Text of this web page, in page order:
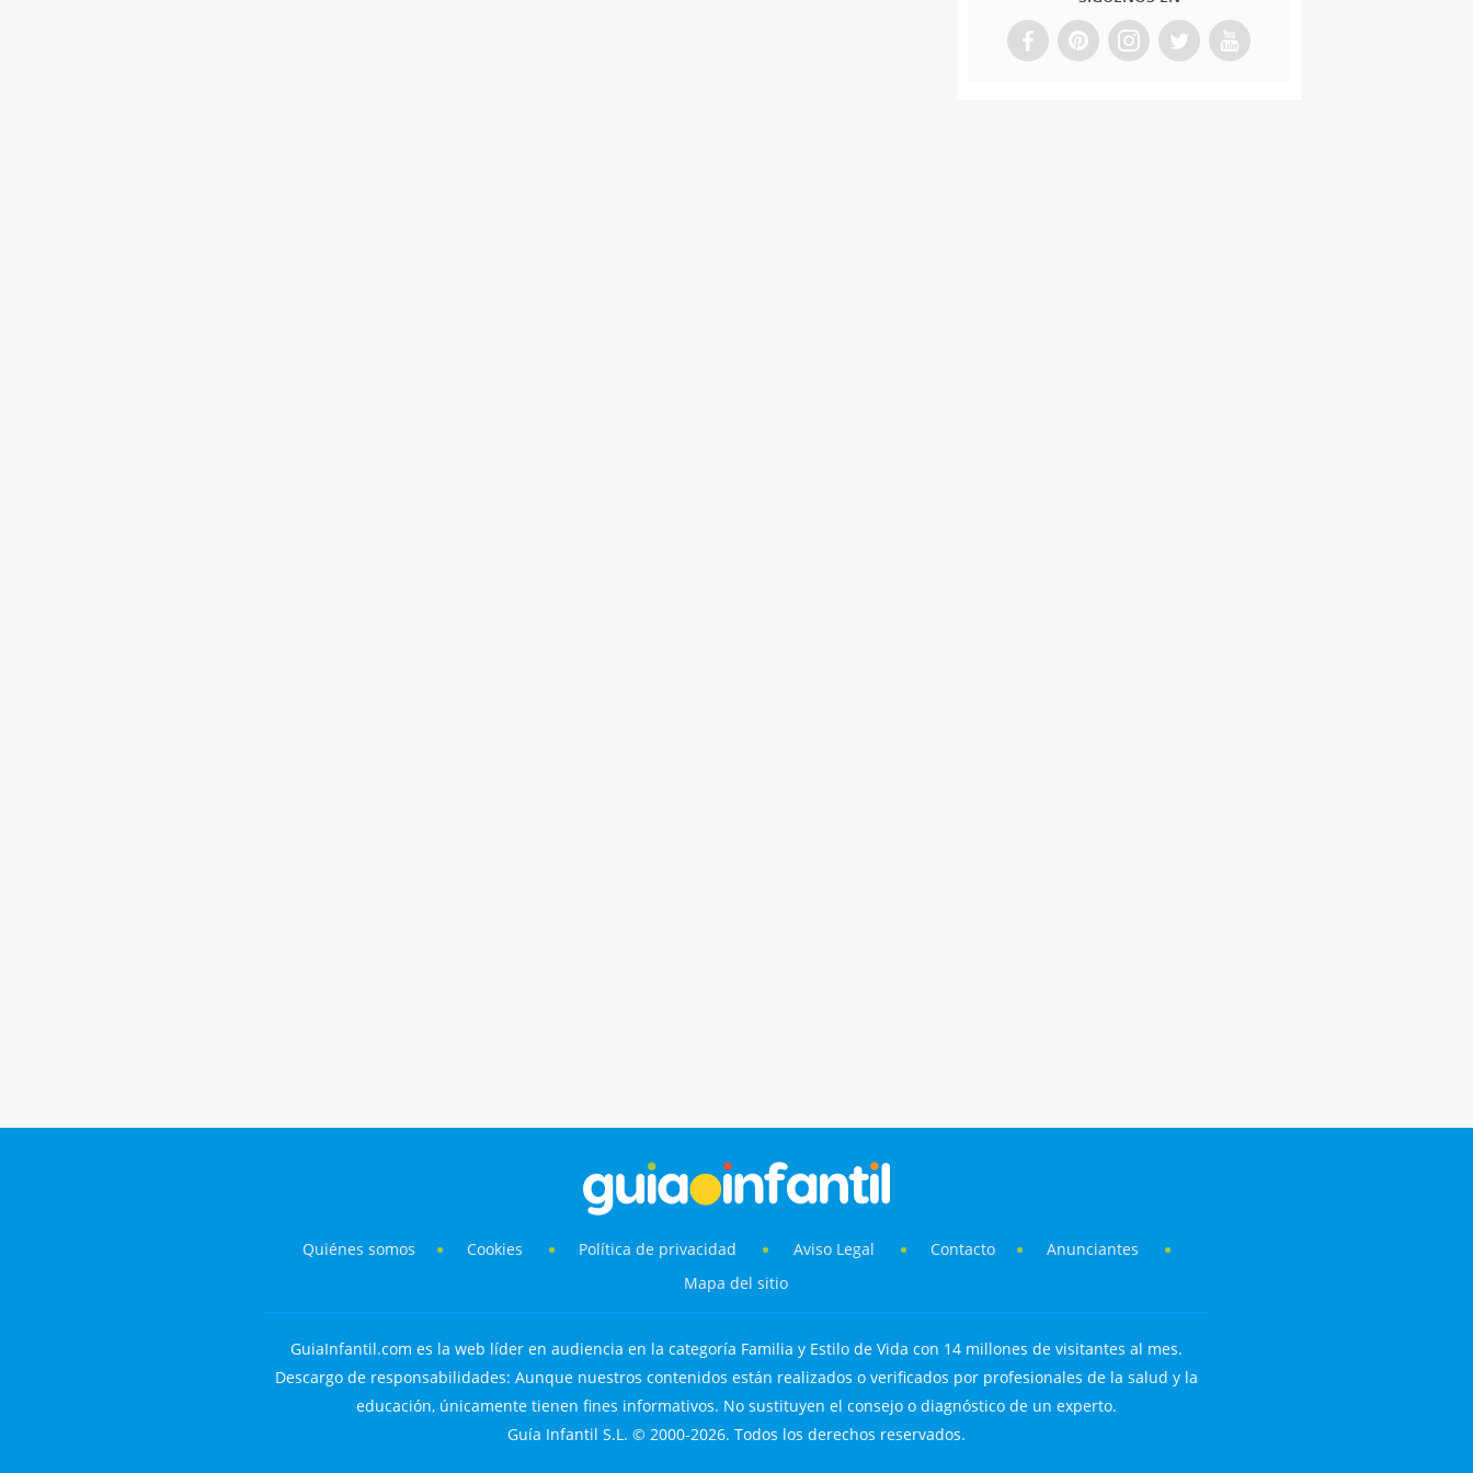
Quiénes somos Cookies Política de privacidad Aviso Legal Contacto
Anunciantes
Mapa del sitio
GuiaInfantil.com es la web líder en audiencia en la categoría Familia y Estilo de Vida con 14 millones de visitantes al mes.
Descargo de responsabilidades: Aunque nuestros contenidos están realizados o verificados por profesionales de la salud y la
educación, únicamente tienen fines informativos. No sustituyen el consejo o diagnóstico de un experto.
Guía Infantil S.L. © 2000-2026. Todos los derechos reservados.